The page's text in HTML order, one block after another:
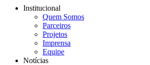
Institucional
Quem Somos
Parceiros
Projetos
Imprensa
Equipe
Notícias